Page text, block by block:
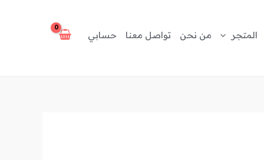
المتجر من نحن تواصل معنا حسابي